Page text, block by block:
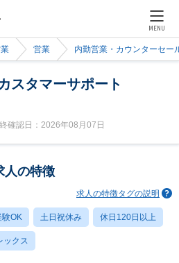
MENU
営業 内勤営業・カウンターセー
スタマーサポート
確認日：2026年08月07日
人の特徴
求人の特徴タグの説明
験OK 土日祝休み 休日120日以上
ックス